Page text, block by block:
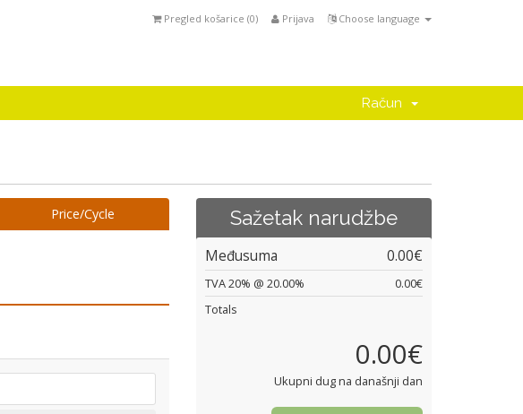
Choose language
Prijava
Pregled košarice (0)
Račun
Price/Cycle Sažetak narudžbe
Međusuma 0.00€
TVA 20% @ 20.00%
0.00€
Totals
0.00€
Ukupni dug na današnji dan